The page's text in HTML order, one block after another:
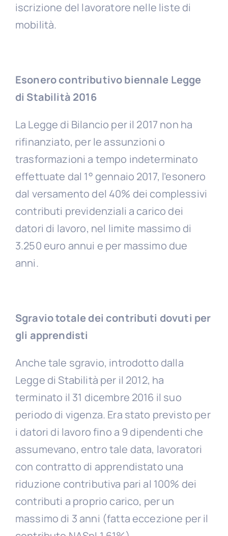
iscrizione del lavoratore nelle liste di
mobilità.
Esonero contributivo biennale Legge
di Stabilità 2016
La Legge di Bilancio per il 2017 non ha
rifinanziato, per le assunzioni o
trasformazioni a tempo indeterminato
effettuate dal 1° gennaio 2017, l’esonero
dal versamento del 40% dei complessivi
contributi previdenziali a carico dei
datori di lavoro, nel limite massimo di
3.250 euro annui e per massimo due
anni.
Sgravio totale dei contributi dovuti per
gli apprendisti
Anche tale sgravio, introdotto dalla
Legge di Stabilità per il 2012, ha
terminato il 31 dicembre 2016 il suo
periodo di vigenza. Era stato previsto per
i datori di lavoro fino a 9 dipendenti che
assumevano, entro tale data, lavoratori
con contratto di apprendistato una
riduzione contributiva pari al 100% dei
contributi a proprio carico, per un
massimo di 3 anni (fatta eccezione per il